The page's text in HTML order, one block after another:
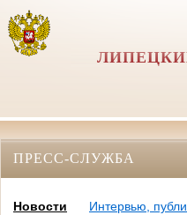
ПРЕСС-СЛУЖБА
Новости
Интервью,